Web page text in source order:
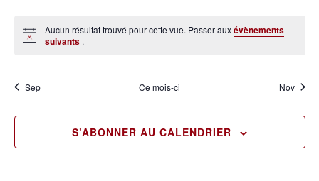
Notice
Aucun résultat trouvé pour cette vue. Passer auxévènements
suivants .
Sep Ce mois-ci Nov
S’ABONNER AU CALENDRIER